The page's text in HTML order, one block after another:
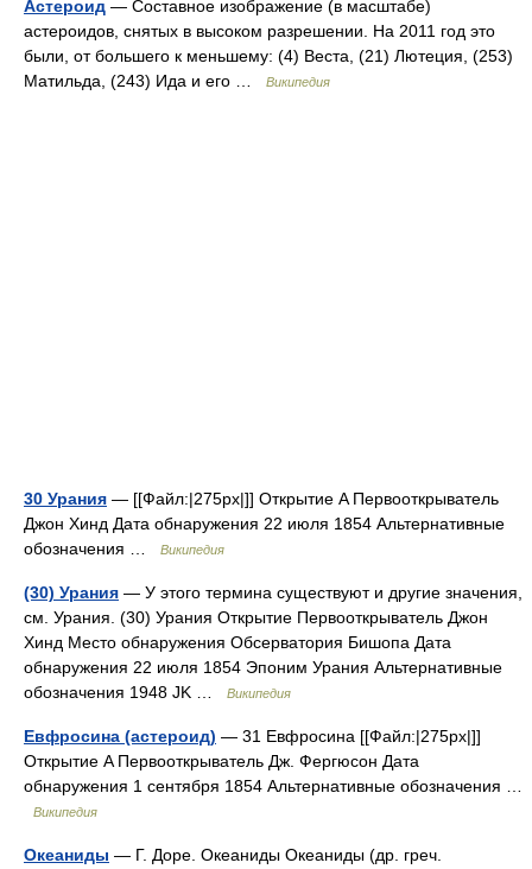
Астероид — Составное изображение (в масштабе)
астероидов, снятых в высоком разрешении. На 2011 год это
были, от большего к меньшему: (4) Веста, (21) Лютеция, (253)
Матильда, (243) Ида и его …
Википедия
30 Урания — [[Файл:|275px|]] Открытие A Первооткрыватель
Джон Хинд Дата обнаружения 22 июля 1854 Альтернативные
обозначения …
Википедия
(30) Урания — У этого термина существуют и другие значения,
см. Урания. (30) Урания Открытие Первооткрыватель Джон
Хинд Место обнаружения Обсерватория Бишопа Дата
обнаружения 22 июля 1854 Эпоним Урания Альтернативные
обозначения 1948 JK …
Википедия
Евфросина (астероид) — 31 Евфросина [[Файл:|275px|]]
Открытие A Первооткрыватель Дж. Фергюсон Дата
обнаружения 1 сентября 1854 Альтернативные обозначения …
Википедия
Океаниды — Г. Доре. Океаниды Океаниды (др. греч.